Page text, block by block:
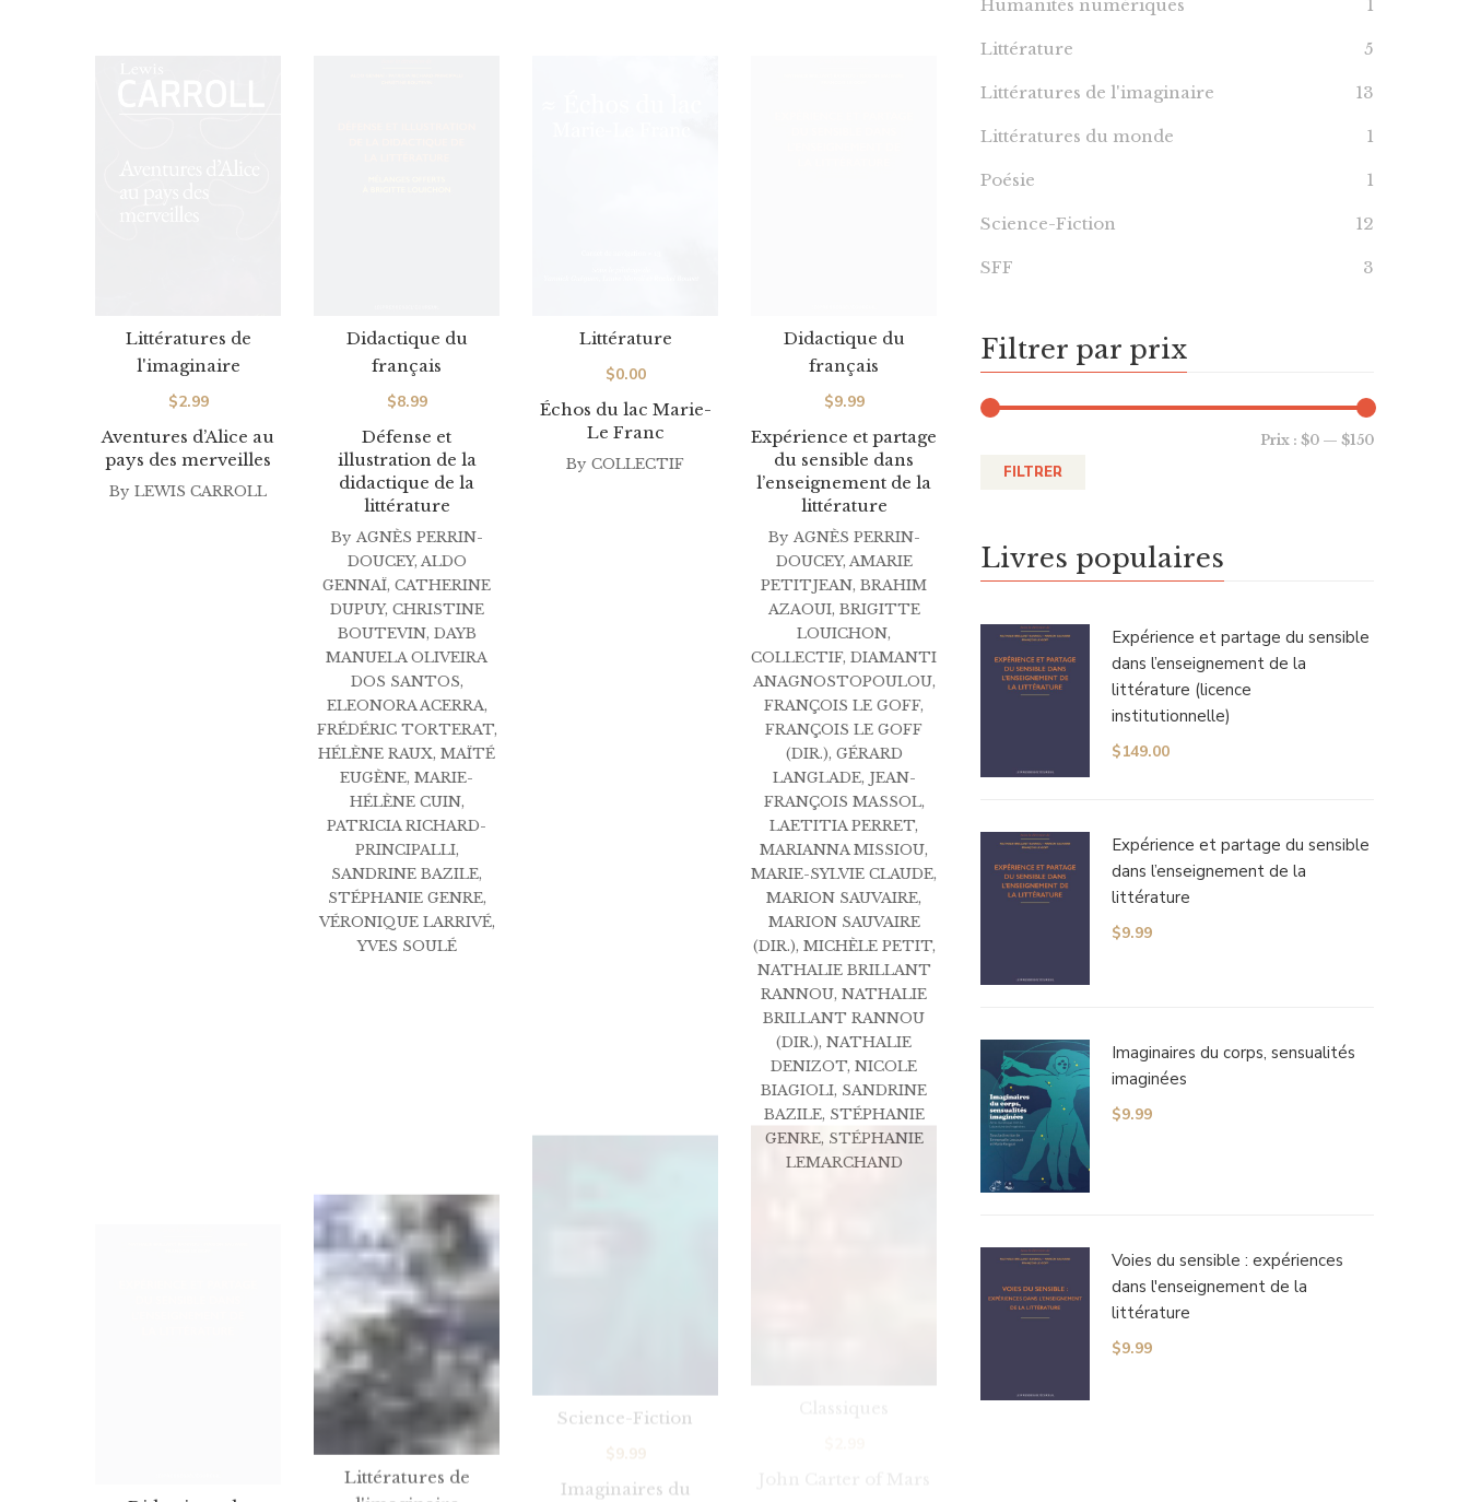
Aventures d’Alice au
pays des merveilles
Littératures de
l'imaginaire
$2.99
By LEWIS CARROLL
Défense et
illustration de la
didactique de la
littérature
Didactique du
français
$8.99
By AGNÈS PERRIN-
DOUCEY, ALDO
GENNAÏ, CATHERINE
DUPUY, CHRISTINE
BOUTEVIN, DAYB
MANUELA OLIVEIRA
DOS SANTOS,
ELEONORA ACERRA,
FRÉDÉRIC TORTERAT,
HÉLÈNE RAUX, MAÏTÉ
EUGÈNE, MARIE-
HÉLÈNE CUIN,
PATRICIA RICHARD-
PRINCIPALLI,
SANDRINE BAZILE,
STÉPHANIE GENRE,
VÉRONIQUE LARRIVÉ,
YVES SOULÉ
Échos du lac Marie-
Le Franc
Littérature
$0.00
By COLLECTIF
Expérience et partage
du sensible dans
l’enseignement de la
littérature
Didactique du
français
$9.99
By AGNÈS PERRIN-
DOUCEY, AMARIE
PETITJEAN, BRAHIM
AZAOUI, BRIGITTE
LOUICHON,
COLLECTIF, DIAMANTI
ANAGNOSTOPOULOU,
FRANÇOIS LE GOFF,
FRANÇOIS LE GOFF
(DIR.), GÉRARD
LANGLADE, JEAN-
FRANÇOIS MASSOL,
LAETITIA PERRET,
MARIANNA MISSIOU,
MARIE-SYLVIE CLAUDE,
MARION SAUVAIRE,
MARION SAUVAIRE
(DIR.), MICHÈLE PETIT,
NATHALIE BRILLANT
RANNOU, NATHALIE
BRILLANT RANNOU
(DIR.), NATHALIE
DENIZOT, NICOLE
BIAGIOLI, SANDRINE
BAZILE, STÉPHANIE
GENRE, STÉPHANIE
LEMARCHAND
Humanités numériques 1
Littérature 5
Littératures de l'imaginaire 13
Littératures du monde 1
Poésie 1
Science-Fiction 12
SFF 3
Filtrer par prix
FILTRER
Prix : $0— $150
Livres populaires
Expérience et partage du sensible
dans l’enseignement de la
littérature (licence
institutionnelle)
$149.00
Expérience et partage du sensible
dans l’enseignement de la
littérature
$9.99
Imaginaires du corps, sensualités
imaginées
$9.99
Voies du sensible : expériences
dans l'enseignement de la
littérature
$9.99